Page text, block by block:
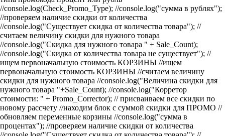
//console.log(Check_Promo_Type); //console.log("cумма в рублях");
//проверяем наличие скидки от количества
//console.log("Существует скидка от количества товара"); //
считаем величину скидки для нужного товара
//console.log("Скидка для нужного товара " + Sale_Count);
//console.log("Cкидка от количества товара не существует"); //
ищем первоначальную стоимость КОРЗИНЫ //ищем
первоначальную стоимость КОРЗИНЫ //считаем величину
скидки для нужного товара //console.log("Величина скидки для
нужного товара "+Sale_Count); //console.log("Корретор
стоимости: " + Promo_Corrector); // присваиваем все скидки по
новому рассчету //находим блок с суммой скидки для ПРОМО //
обновляем переменные корзины //console.log("cумма в
процентах"); //проверяем наличие скидки от количества